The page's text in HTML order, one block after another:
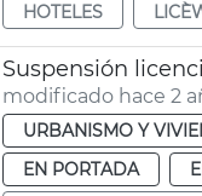
HOTELES
Suspensión
modificado hace 2
URBANISMO Y
EN PORTADA